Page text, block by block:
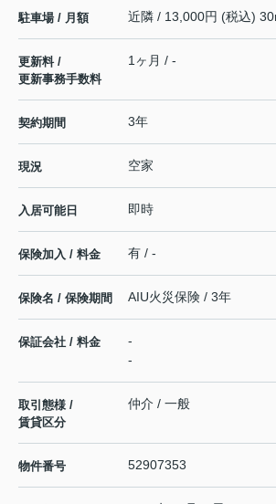
駐車場 / 月額 近隣 / 13,000円 (税込)
更新料 /
更新事務手数料
1ヶ月 / -
契約期間 3年
現況 空家
入居可能日 即時
保険加入 / 料金 有 / -
保険名 / 保険期間 AIU火災保険 / 3年
保証会社 / 料金
-
-
取引態様 /
賃貸区分
仲介 / 一般
物件番号 52907353